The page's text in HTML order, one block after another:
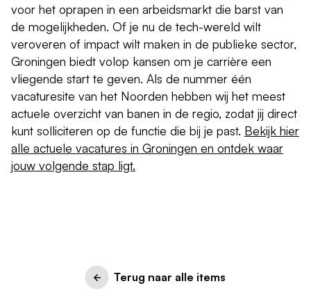
voor het oprapen in een arbeidsmarkt die barst van
de mogelijkheden. Of je nu de tech-wereld wilt
veroveren of impact wilt maken in de publieke sector,
Groningen biedt volop kansen om je carrière een
vliegende start te geven. Als de nummer één
vacaturesite van het Noorden hebben wij het meest
actuele overzicht van banen in de regio, zodat jij direct
kunt solliciteren op de functie die bij je past. Bekijk hier
alle actuele vacatures in Groningen en ontdek waar
jouw volgende stap ligt.
Terug naar alle items